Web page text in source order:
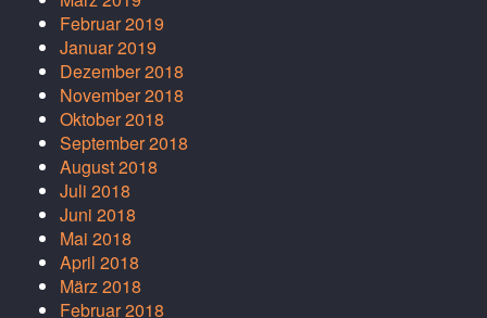
Februar 2019
Januar 2019
Dezember 2018
November 2018
Oktober 2018
September 2018
August 2018
Juli 2018
Juni 2018
Mai 2018
April 2018
März 2018
Februar 2018